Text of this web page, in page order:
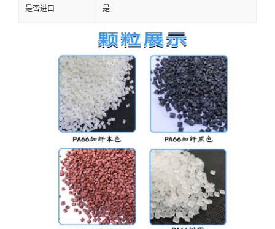
是否进口 是